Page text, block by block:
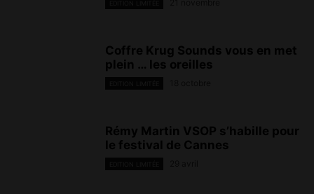
Coffre Krug Sounds vous en met
plein … les oreilles
Rémy Martin VSOP s’habille pour
le festival de Cannes